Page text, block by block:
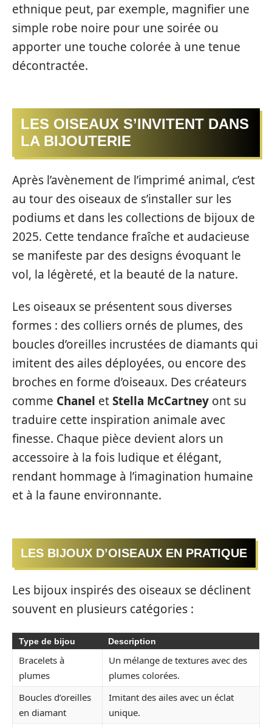
ethnique peut, par exemple, magnifier une
simple robe noire pour une soirée ou
apporter une touche colorée à une tenue
décontractée.
LES OISEAUX S’INVITENT DANS
LA BIJOUTERIE
Après l’avènement de l’imprimé animal, c’est
au tour des oiseaux de s’installer sur les
podiums et dans les collections de bijoux de
2025. Cette tendance fraîche et audacieuse
se manifeste par des designs évoquant le
vol, la légèreté, et la beauté de la nature.
Les oiseaux se présentent sous diverses
formes : des colliers ornés de plumes, des
boucles d’oreilles incrustées de diamants qui
imitent des ailes déployées, ou encore des
broches en forme d’oiseaux. Des créateurs
comme Chanel etStella McCartney ont su
traduire cette inspiration animale avec
finesse. Chaque pièce devient alors un
accessoire à la fois ludique et élégant,
rendant hommage à l’imagination humaine
et à la faune environnante.
LES BIJOUX D’OISEAUX EN PRATIQUE
Les bijoux inspirés des oiseaux se déclinent
souvent en plusieurs catégories :
Type de bijou Description
Bracelets à
plumes
Un mélange de textures avec des
plumes colorées.
Boucles d’oreilles
en diamant
Imitant des ailes avec un éclat
unique.